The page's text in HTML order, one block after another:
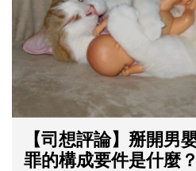
【司想評論】掰開男
罪的構成要件是什麼？